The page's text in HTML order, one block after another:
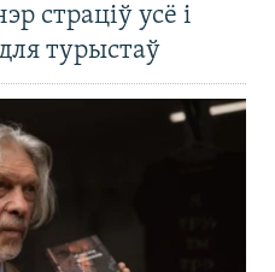
страціў усё і
турыстаў